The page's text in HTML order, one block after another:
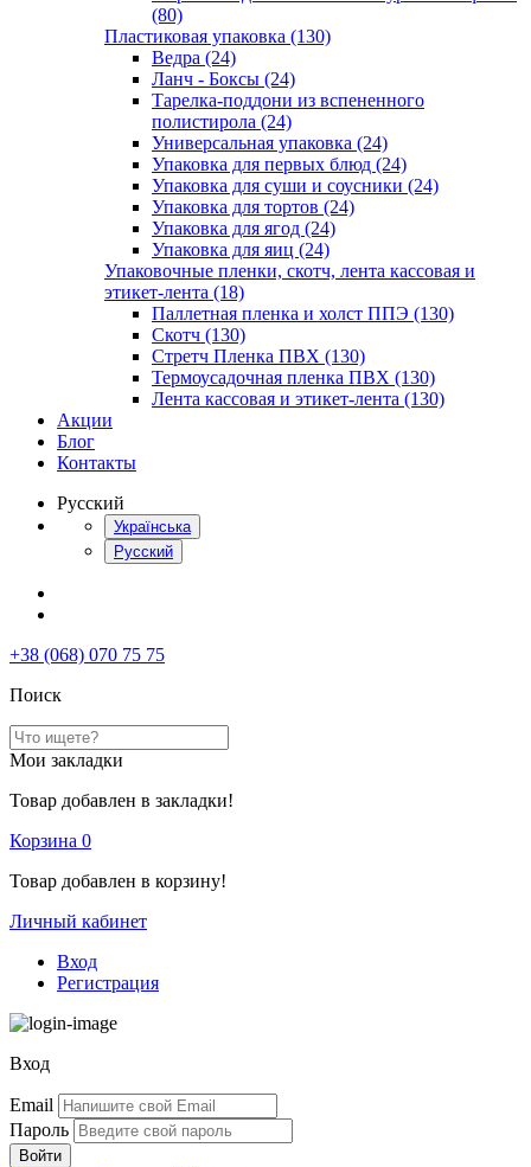
(80)
Пластиковая упаковка (130)
Ведра (24)
Ланч - Боксы (24)
Тарелка-поддони из вспененного
полистирола (24)
Универсальная упаковка (24)
Упаковка для первых блюд (24)
Упаковка для суши и соусники (24)
Упаковка для тортов (24)
Упаковка для ягод (24)
Упаковка для яиц (24)
Упаковочные пленки, скотч, лента кассовая и
этикет-лента (18)
Паллетная пленка и холст ППЭ (130)
Скотч (130)
Стретч Пленка ПВХ (130)
Термоусадочная пленка ПВХ (130)
Лента кассовая и этикет-лента (130)
Акции
Блог
Контакты
Русский
Українська
Русский
+38 (068) 070 75 75
Поиск
Мои закладки
Товар добавлен в закладки!
Корзина 0
Товар добавлен в корзину!
Личный кабинет
Вход
Регистрация
Вход
Email
Пароль